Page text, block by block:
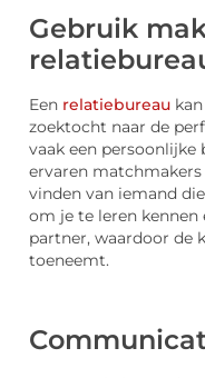
Gebruik
Een relatiebureau
zoektocht naar de
vaak een persoonlijke
ervaren
vinden van iemand
om je te leren kennen
partner, waardoor de
toeneemt.